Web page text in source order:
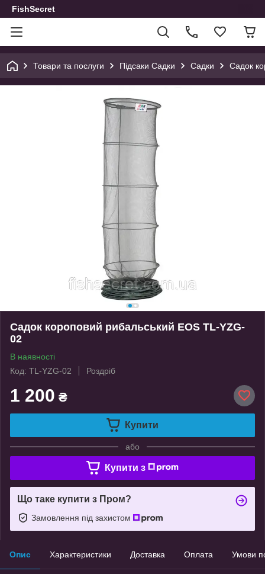
FishSecret
Товари та послуги Підсаки Садки Садки Садок
Садок короповий рибальський EOS TL-YZG-
02
В наявності
Код: TL-YZG-02
Роздріб
1 200 ₴
Купити
або
Купити з
Що таке купити з Пром?
Замовлення під захистом
Опис Характеристики Доставка Оплата Умови